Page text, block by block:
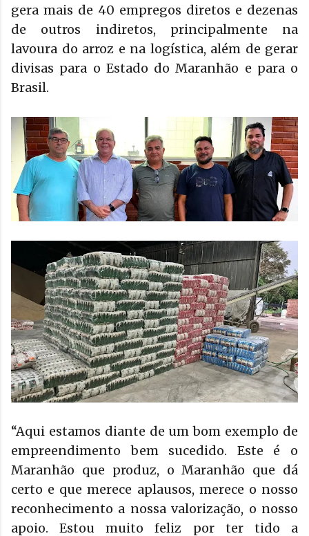
gera mais de 40 empregos diretos e dezenas
de outros indiretos, principalmente na
lavoura do arroz e na logística, além de gerar
divisas para o Estado do Maranhão e para o
Brasil.
“Aqui estamos diante de um bom exemplo de
empreendimento bem sucedido. Este é o
Maranhão que produz, o Maranhão que dá
certo e que merece aplausos, merece o nosso
reconhecimento a nossa valorização, o nosso
apoio. Estou muito feliz por ter tido a